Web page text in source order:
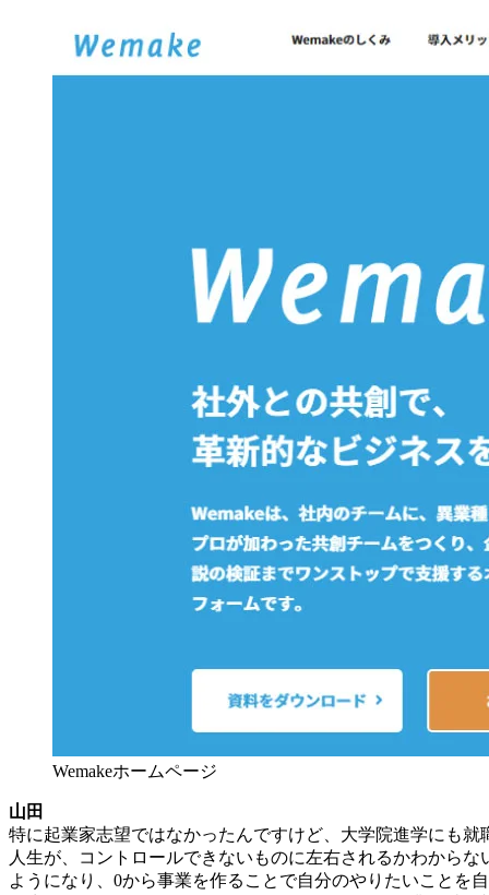
Wemakeホームページ
山田
特に起業家志望ではなかったんですけど、大学院進学にも
人生が、コントロールできないものに左右されるかわから
ようになり、0から事業を作ることで自分のやりたいことを